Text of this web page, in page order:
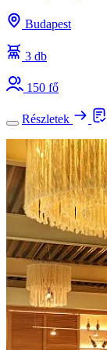
Budapest
3 db
150 fő
Részletek